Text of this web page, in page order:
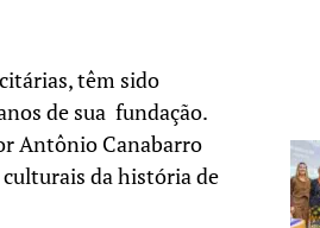
têm sido
de sua fundação.
Antônio Canabarro
da história de